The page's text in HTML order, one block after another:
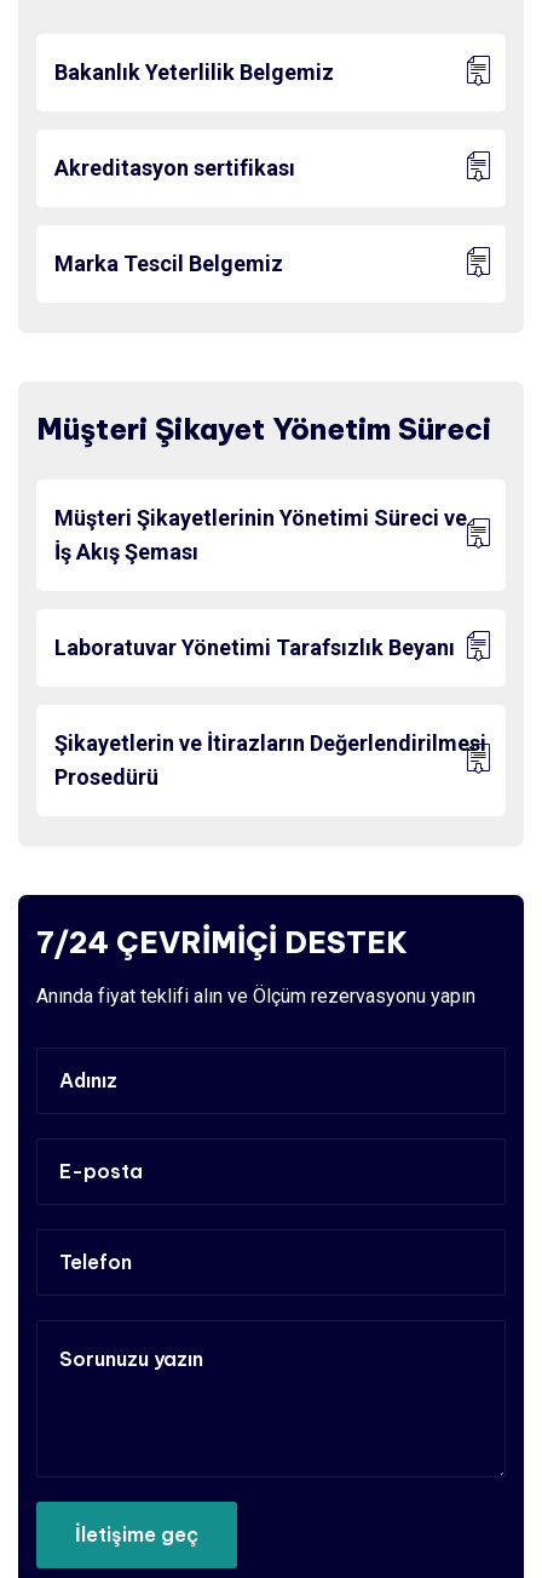
Bakanlık Yeterlilik Belgemiz
Akreditasyon sertifikası
Marka Tescil Belgemiz
Müşteri Şikayet Yönetim Süreci
Müşteri Şikayetlerinin Yönetimi Süreci ve
İş Akış Şeması
Laboratuvar Yönetimi Tarafsızlık Beyanı
Şikayetlerin ve İtirazların Değerlendirilmesi
Prosedürü
7/24 ÇEVRİMİÇİ DESTEK
Anında fiyat teklifi alın ve Ölçüm rezervasyonu yapın